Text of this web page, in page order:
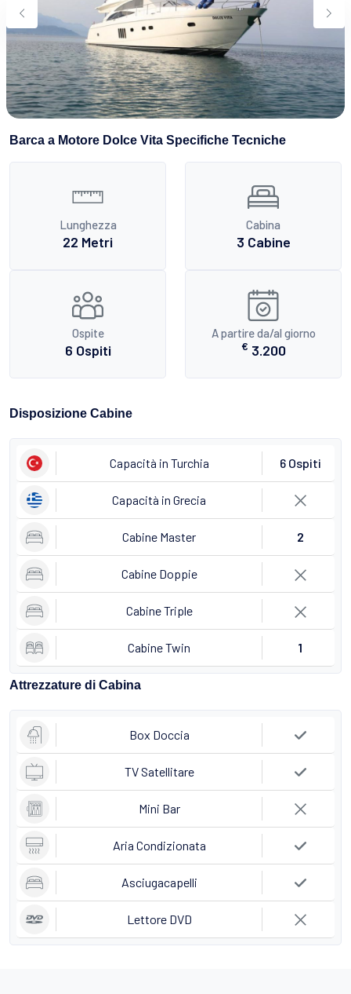
Cibo E Bevande
Come Prenotare
Termini e Condizioni
Contattaci
Barca a Motore Dolce Vita Specifiche Tecniche
Lunghezza
22 Metri
Cabina
3 Cabine
Ospite
6 Ospiti
A partire da/al giorno
€ 3.200
Disposizione Cabine
Capacità in Turchia 6 Ospiti
Capacità in Grecia
Cabine Master 2
Cabine Doppie
Cabine Triple
Cabine Twin 1
Attrezzature di Cabina
Box Doccia
TV Satellitare
Mini Bar
Aria Condizionata
Asciugacapelli
Lettore DVD